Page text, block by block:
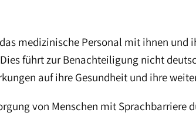
medizinische Personal mit ihnen und
führt zur Benachteiligung nicht
auf ihre Gesundheit und ihre
von Menschen mit Sprachbarriere